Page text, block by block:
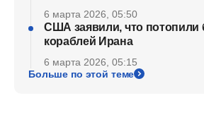
6 марта 2026, 05:50
США заявили, что потопили
кораблей Ирана
6 марта 2026, 05:15
Больше по этой теме